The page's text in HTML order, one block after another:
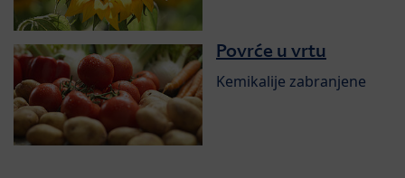
Povrće u vrtu
Kemikalije zabranjene